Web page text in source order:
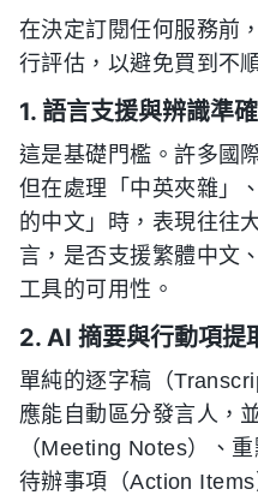
在決定訂閱任何服務前
行評估，以避免買到不
1. 語言支援與辨識準
這是基礎門檻。許多國
但在處理「中英夾雜」
的中文」時，表現往往
言，是否支援繁體中文
工具的可用性。
2. AI 摘要與行動項提
單純的逐字稿（
應能自動區分發言人，
（Meeting Notes）、
待辦事項（Action